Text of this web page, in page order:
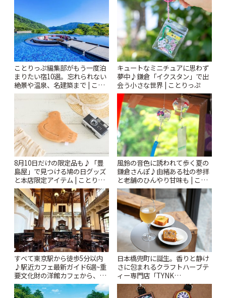
ことりっぷ編集部がもう一度泊
まりたい宿10選。忘れられない
絶景や温泉、名建築まで | こと
りっぷ
キュートなミニチュアに思わず
夢中♪鎌倉「イクスタン」で出
会う小さな世界 | ことりっぷ
8月10日だけの限定品も♪「豊
島屋」で見つける鳩の日グッズ
と本店限定アイテム | ことりっ
ぷ
風鈴の音色に誘われて歩く夏の
鎌倉さんぽ♪由緒ある社の参拝
と老舗のひんやり甘味も | こと
りっぷ
すべて東京駅から徒歩5分以内
♪駅近カフェ最新ガイド6選~重
要文化財の洋館カフェから、改
札すぐのレトロ喫茶まで~ | こと
りっぷ
日本橋兜町に誕生。香りと静け
さに包まれるクラフトハーブテ
ィー専門店「TYNK
Kabutocho」 | ことりっぷ